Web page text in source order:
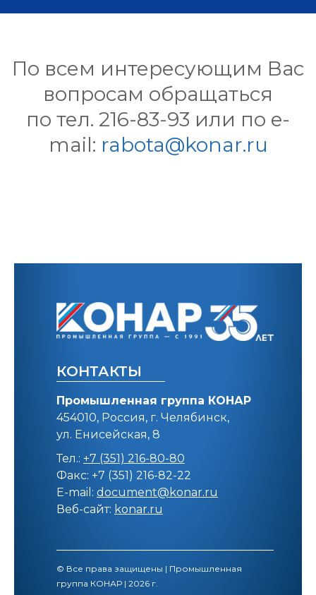
По всем интересующим Вас
вопросам обращаться
по тел. 216-83-93 или по e-
mail: rabota@konar.ru
КОНТАКТЫ
Промышленная группа КОНАР
454010, Россия, г. Челябинск,
ул. Енисейская, 8
Тел.: +7 (351) 216-80-80
Факс: +7 (351) 216-82-22
E-mail: document@konar.ru
Веб-сайт: konar.ru
© Все права защищены | Промышленная
группа КОНАР | 2026 г.